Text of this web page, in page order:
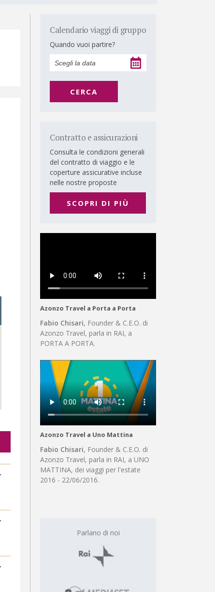
Calendario viaggi di gruppo
Quando vuoi partire?
CERCA
Contratto e assicurazioni
Consulta le condizioni generali
del contratto di viaggio e le
coperture assicurative incluse
nelle nostre proposte
SCOPRI DI PIÙ
Azonzo Travel a Porta a Porta
Fabio Chisari, Founder & C.E.O. di
Azonzo Travel, parla in RAI, a
PORTA A PORTA.
Azonzo Travel a Uno Mattina
Fabio Chisari, Founder & C.E.O. di
Azonzo Travel, parla in RAI, a UNO
MATTINA, dei viaggi per l'estate
2016 - 22/06/2016.
Parlano di noi